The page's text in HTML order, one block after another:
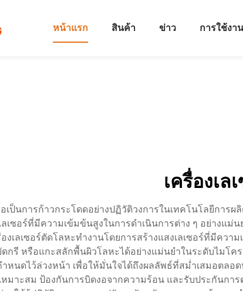
หน้าแรก สินค้า ข่าว การใช้งาน
เครื่องเล
อเป็นการก้าวกระโดดอย่างปฏิวัติวงการในเทคโนโลยีกา
เซอร์ที่มีความเข้มข้นสูงในการดำเนินการต่าง ๆ อย่างแ
องเลเซอร์ตัดโลหะทำงานโดยการสร้างแสงเลเซอร์ที่มีค
กรี หรือแกะสลักพื้นผิวโลหะได้อย่างแม่นยำในระดับไมโ
ำหนดไว้ล่วงหน้า เพื่อให้มั่นใจได้ถึงผลลัพธ์ที่สม่ำเสมอต
มาะสม ป้องกันการบิดงอจากความร้อน และรับประกันกา